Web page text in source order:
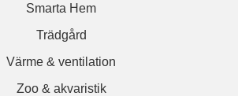
Smarta Hem
Trädgård
Värme & ventilation
Zoo & akvaristik